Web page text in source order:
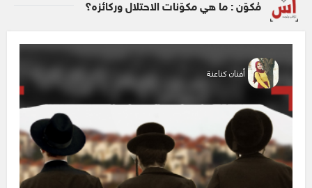
مُكوّن : ما هي مكوّنات الاحتلال وركائزه؟
أفنان كناعنة